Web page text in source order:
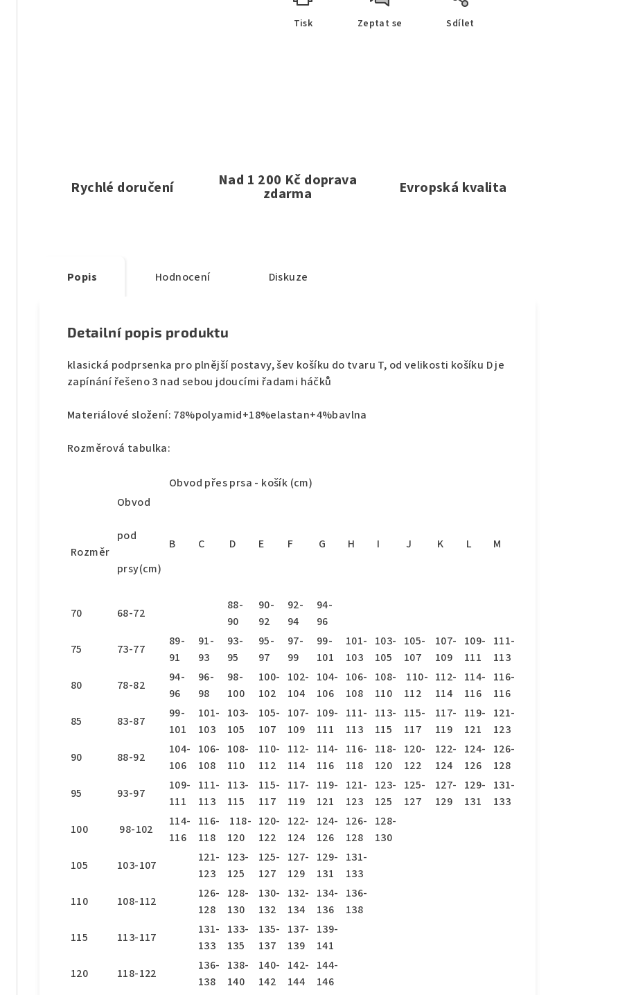
Tisk Zeptat se Sdílet
Rychlé doručení Nad 1 200 Kč doprava
zdarma Evropská kvalita
Popis Hodnocení Diskuze
Detailní popis produktu
klasická podprsenka pro plnější postavy, šev košíku do tvaru T, od velikosti košíku D je
zapínání řešeno 3 nad sebou jdoucími řadami háčků
Materiálové složení: 78%polyamid+18%elastan+4%bavlna
Rozměrová tabulka:
Obvod přes prsa - košík (cm)
Rozměr
Obvod
pod
prsy(cm)
B C D E F G H I J K L M
70 68-72
88-
90
90-
92
92-
94
94-
96
75
73-77
89-
91
91-
93
93-
95
95-
97
97-
99
99-
101
101-
103
103-
105
105-
107
107-
109
109-
111
111-
113
80
78-82
94-
96
96-
98
98-
100
100-
102
102-
104
104-
106
106-
108
108-
110
110-
112
112-
114
114-
116
116-
116
85
83-87
99-
101
101-
103
103-
105
105-
107
107-
109
109-
111
111-
113
113-
115
115-
117
117-
119
119-
121
121-
123
90
88-92
104-
106
106-
108
108-
110
110-
112
112-
114
114-
116
116-
118
118-
120
120-
122
122-
124
124-
126
126-
128
95
93-97
109-
111
111-
113
113-
115
115-
117
117-
119
119-
121
121-
123
123-
125
125-
127
127-
129
129-
131
131-
133
100
98-102
114-
116
116-
118
118-
120
120-
122
122-
124
124-
126
126-
128
128-
130
105
103-107
121-
123
123-
125
125-
127
127-
129
129-
131
131-
133
110
108-112
126-
128
128-
130
130-
132
132-
134
134-
136
136-
138
115
113-117
131-
133
133-
135
135-
137
137-
139
139-
141
120
118-122
136-
138
138-
140
140-
142
142-
144
144-
146